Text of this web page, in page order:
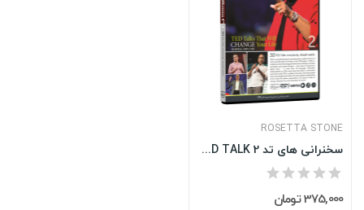
ROSETTA STONE
سخنرانی های تد TED TALK 2
375,000 تومان